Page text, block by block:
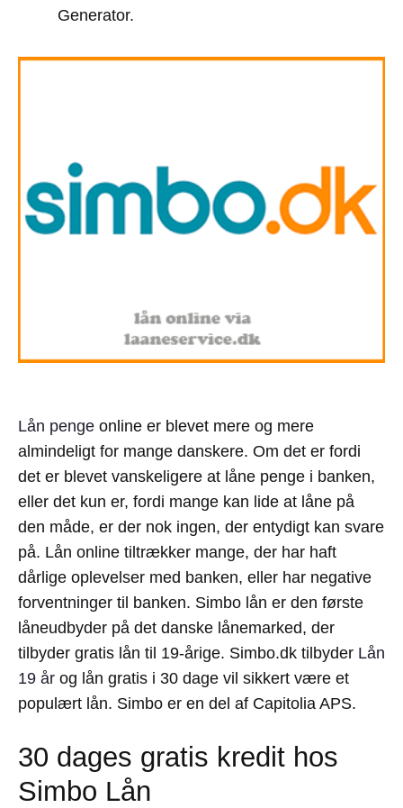
Generator.
Lån penge online er blevet mere og mere
almindeligt for mange danskere. Om det er fordi
det er blevet vanskeligere at låne penge i banken,
eller det kun er, fordi mange kan lide at låne på
den måde, er der nok ingen, der entydigt kan svare
på. Lån online tiltrækker mange, der har haft
dårlige oplevelser med banken, eller har negative
forventninger til banken. Simbo lån er den første
låneudbyder på det danske lånemarked, der
tilbyder gratis lån til 19-årige. Simbo.dk tilbyder Lån
19 år og lån gratis i 30 dage vil sikkert være et
populært lån. Simbo er en del af Capitolia APS.
30 dages gratis kredit hos
Simbo Lån